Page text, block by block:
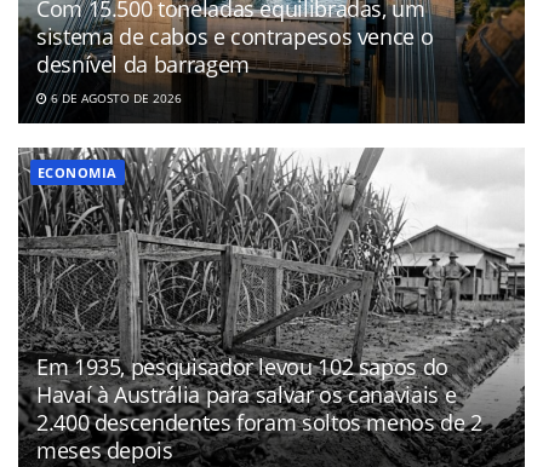
Com 15.500 toneladas equilibradas, um
sistema de cabos e contrapesos vence o
desnível da barragem
6 DE AGOSTO DE 2026
ECONOMIA
Em 1935, pesquisador levou 102 sapos do
Havaí à Austrália para salvar os canaviais e
2.400 descendentes foram soltos menos de 2
meses depois